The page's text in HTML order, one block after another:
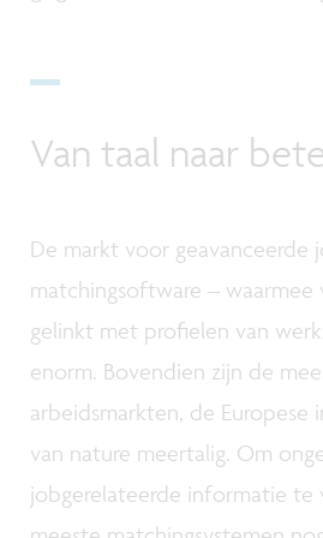
Van taal naar
De markt voor geavanceerde
matchingsoftware – waarmee
gelinkt met profielen van
enorm. Bovendien zijn de
arbeidsmarkten, de Europese
van nature meertalig. Om
jobgerelateerde informatie te